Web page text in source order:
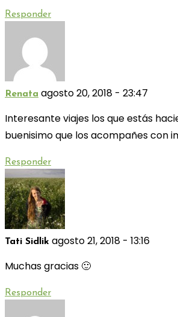
Responder
Renata agosto 20, 2018 - 23:47
Interesante viajes los que estás
buenisimo que los acompañes con
Responder
Tati Sidlik agosto 21, 2018 - 13:16
Muchas gracias 🙂
Responder